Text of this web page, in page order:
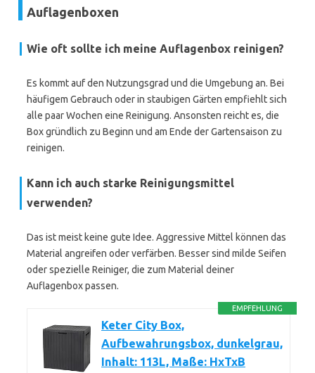
Auflagenboxen
Wie oft sollte ich meine Auflagenbox reinigen?
Es kommt auf den Nutzungsgrad und die Umgebung an. Bei
häufigem Gebrauch oder in staubigen Gärten empfiehlt sich
alle paar Wochen eine Reinigung. Ansonsten reicht es, die
Box gründlich zu Beginn und am Ende der Gartensaison zu
reinigen.
Kann ich auch starke Reinigungsmittel
verwenden?
Das ist meist keine gute Idee. Aggressive Mittel können das
Material angreifen oder verfärben. Besser sind milde Seifen
oder spezielle Reiniger, die zum Material deiner
Auflagenbox passen.
EMPFEHLUNG
Keter City Box,
Aufbewahrungsbox, dunkelgrau,
Inhalt: 113L, Maße: HxTxB